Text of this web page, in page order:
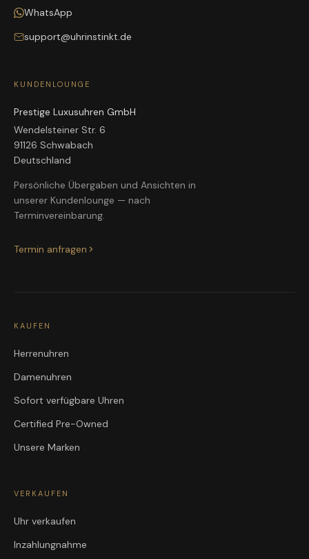
WhatsApp
support@uhrinstinkt.de
KUNDENLOUNGE
Prestige Luxusuhren GmbH
Wendelsteiner Str. 6
91126 Schwabach
Deutschland
Persönliche Übergaben und Ansichten in
unserer Kundenlounge — nach
Terminvereinbarung.
Termin anfragen
KAUFEN
Herrenuhren
Damenuhren
Sofort verfügbare Uhren
Certified Pre-Owned
Unsere Marken
VERKAUFEN
Uhr verkaufen
Inzahlungnahme